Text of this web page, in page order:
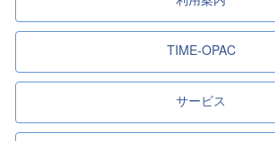
TIME-OPAC
サービス